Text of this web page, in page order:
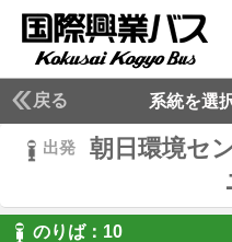
戻る 系統を選
出発
朝日環境セ
のりば： 10